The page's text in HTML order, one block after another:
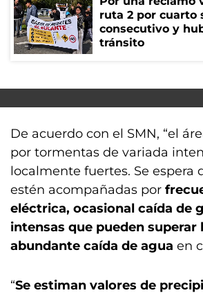
ruta 2 por cuarto
consecutivo y
tránsito
De acuerdo con el SMN, “el
por tormentas de variada
localmente fuertes. Se espera
estén acompañadas por
eléctrica, ocasional caída de
intensas que pueden superar
abundante caída de agua en
“Se estiman valores de